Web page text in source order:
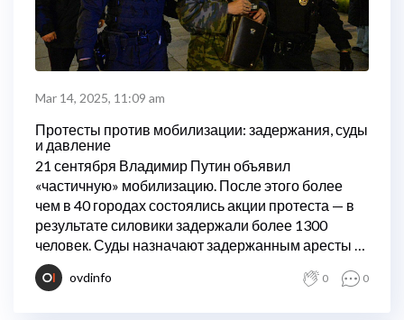
Mar 14, 2025, 11:09 am
Протесты против мобилизации: задержания, суды
и давление
21 сентября Владимир Путин объявил
«частичную» мобилизацию. После этого более
чем в 40 городах состоялись акции протеста — в
результате силовики задержали более 1300
человек. Суды назначают задержанным аресты и
штрафы — ОВД-Инфо следит за последствиями
акций и ведет хронику.
ovdinfo 0 0